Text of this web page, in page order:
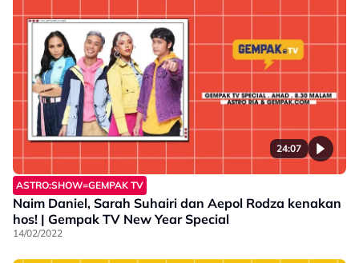
24:07
ASTRO:SHOW=GEMPAK TV
Naim Daniel, Sarah Suhairi dan Aepol Rodza kenakan
hos! | Gempak TV New Year Special
14/02/2022